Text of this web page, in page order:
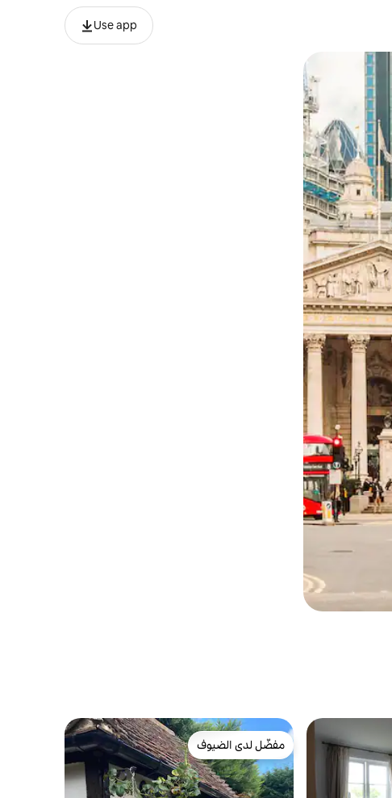
Use app
مفضّل لدى الضيوف
مفضّل لدى الضيوف